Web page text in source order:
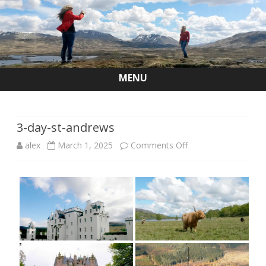
MENU
3-day-st-andrews
alex March 1, 2025 Comments Offon
day-
st-
andrews